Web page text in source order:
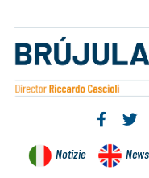
Notizie News